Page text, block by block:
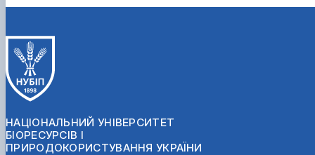
НАЦІОНАЛЬНИЙ УНІВЕРСИТЕТ
БІОРЕСУРСІВ І
ПРИРОДОКОРИСТУВАННЯ УКРАЇНИ